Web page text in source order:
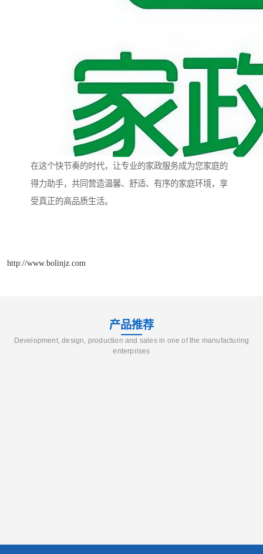
在这个快节奏的时代，让专业的家政服务成为您家庭的
得力助手，共同营造温馨、舒适、有序的家庭环境，享
受真正的高品质生活。
http://www.bolinjz.com
产品推荐
Development, design, production and sales in one of the manufacturing
enterprises